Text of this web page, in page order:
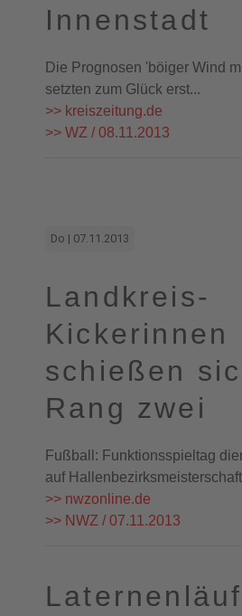
Innenstadt
Die Prognosen 'böiger Wind
setzten zum Glück erst...
>> kreiszeitung.de
>> WZ / 08.11.2013
Do | 07.11.2013
Landkreis-
Kickerinnen
schießen
Rang zwei
Fußball: Funktionsspieltag
auf Hallenbezirksmeisterschaft
>> nwzonline.de
>> NWZ / 07.11.2013